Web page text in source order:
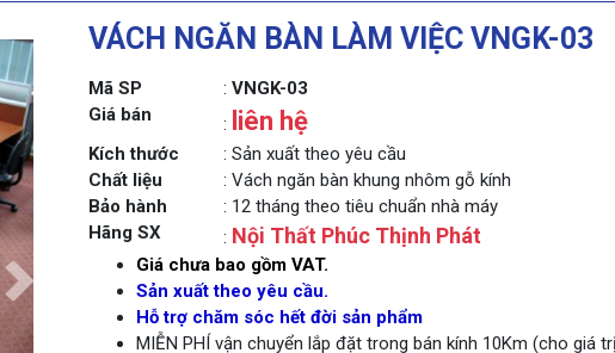
VÁCH NGĂN BÀN LÀM VIỆC VNGK-03
Mã SP :VNGK-03
Giá bán
: liên hệ
Kích thước
: Sản xuất theo yêu cầu
Chất liệu
: Vách ngăn bàn khung nhôm gỗ kính
Bảo hành
: 12 tháng theo tiêu chuẩn nhà máy
Hãng SX
: Nội Thất Phúc Thịnh Phát
Giá chưa bao gồm VAT.
Sản xuất theo yêu cầu.
Hỗ trợ chăm sóc hết đời sản phẩm
MIỄN PHÍ vận chuyển lắp đặt trong bán kính 10Km (cho giá